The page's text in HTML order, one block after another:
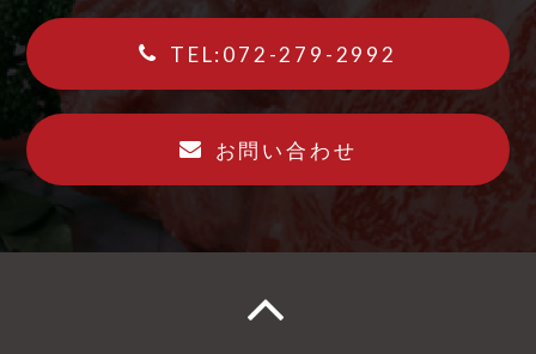
TEL:072-279-2992
お問い合わせ